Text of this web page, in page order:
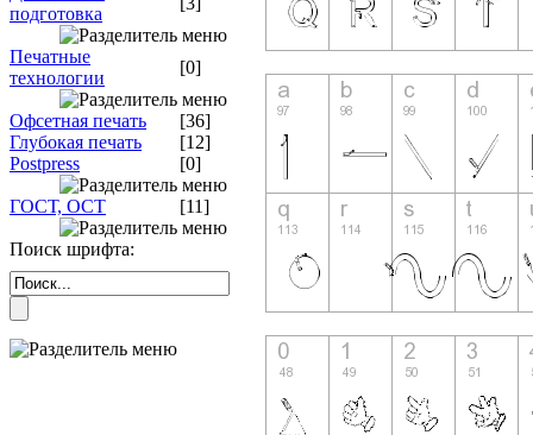
подготовка
Печатные
технологии
[0]
Офсетная печать
[36]
Глубокая печать
[12]
Postpress
[0]
ГОСТ, ОСТ [11]
Поиск шрифта: